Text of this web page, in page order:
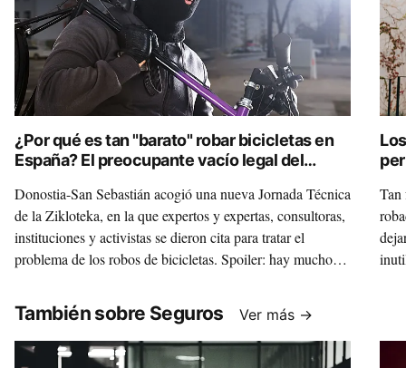
¿Por qué es tan "barato" robar bicicletas en
España? El preocupante vacío legal del
Donostia-San Sebastián acogió una nueva Jornada Técnica
de la Zikloteka, en la que expertos y expertas, consultoras,
instituciones y activistas se dieron cita para tratar el
problema de los robos de bicicletas. Spoiler: hay mucho
Tan
También sobre Seguros Ver más →